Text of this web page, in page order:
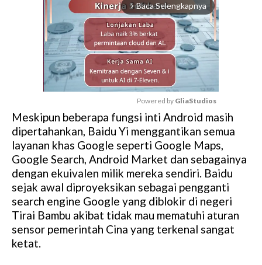
arrow_forward_ios Baca Selengkapnya
M
u
t
e
Powered by GliaStudios
Meskipun beberapa fungsi inti Android masih
dipertahankan, Baidu Yi menggantikan semua
layanan khas Google seperti Google Maps,
Google Search, Android Market dan sebagainya
dengan ekuivalen milik mereka sendiri. Baidu
sejak awal diproyeksikan sebagai pengganti
search engine Google yang diblokir di negeri
Tirai Bambu akibat tidak mau mematuhi aturan
sensor pemerintah Cina yang terkenal sangat
ketat.